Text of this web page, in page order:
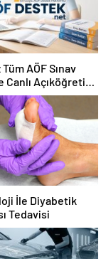
Tüm AÖF Sınav
Canlı Açıköğretim
İle Diyabetik
Tedavisi